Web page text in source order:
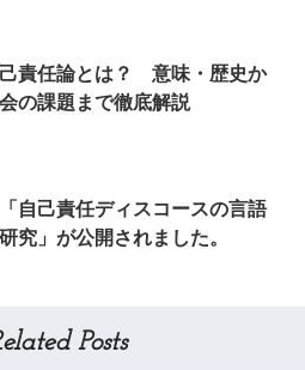
己責任論とは？ 意味・歴史か
の課題まで徹底解説
自己責任ディスコースの言語
究」が公開されました。
Posts